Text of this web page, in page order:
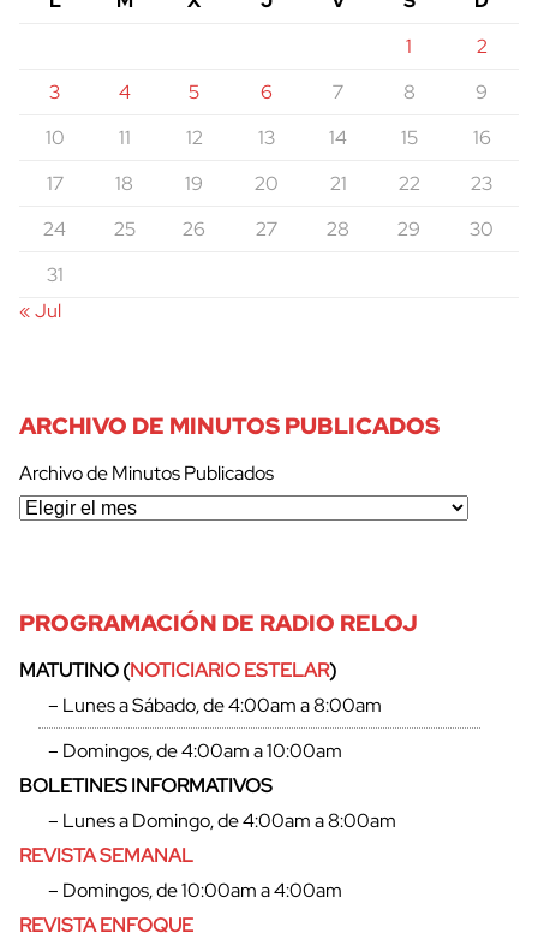
1
2
3
4 5 6 7 8
9
10
11 12 13 14 15
16
17
18 19 20 21 22
23
24
25 26 27 28 29
30
31
« Jul
ARCHIVO DE MINUTOS PUBLICADOS
Archivo de Minutos Publicados
PROGRAMACIÓN DE RADIO RELOJ
MATUTINO (NOTICIARIO ESTELAR)
– Lunes a Sábado, de 4:00am a 8:00am
– Domingos, de 4:00am a 10:00am
BOLETINES INFORMATIVOS
– Lunes a Domingo, de 4:00am a 8:00am
REVISTA SEMANAL
– Domingos, de 10:00am a 4:00am
REVISTA ENFOQUE